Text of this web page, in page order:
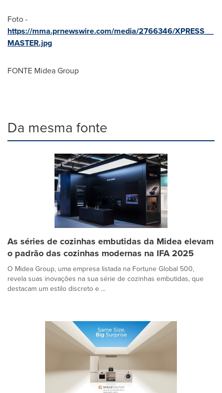
Foto -
https://mma.prnewswire.com/media/2766346/XPRESS__
MASTER.jpg
FONTE Midea Group
Da mesma fonte
As séries de cozinhas embutidas da Midea elevam
o padrão das cozinhas modernas na IFA 2025
O Midea Group, uma empresa listada na Fortune Global 500,
revela suas inovações na sua série de cozinhas embutidas, que
destacam um estilo discreto e ...